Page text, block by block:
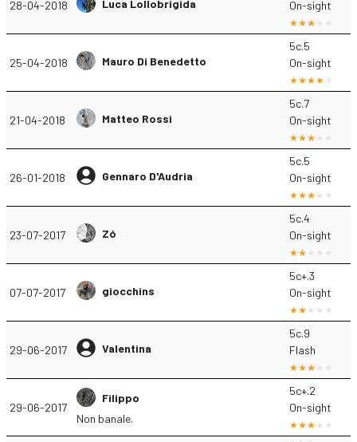
28-04-2018 Luca Lollobrigida On-sight
25-04-2018 Mauro Di Benedetto
5c.5
On-sight
21-04-2018 Matteo Rossi
5c.7
On-sight
26-01-2018 Gennaro D'Audria
5c.5
On-sight
23-07-2017 Zó
5c.4
On-sight
07-07-2017 giocchins
5c+.3
On-sight
29-06-2017 Valentina
5c.9
Flash
29-06-2017
Filippo
Non banale.
5c+.2
On-sight